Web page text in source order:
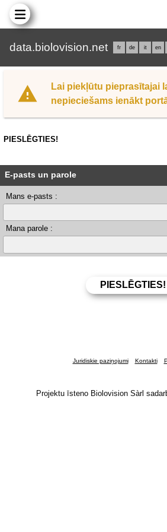
data.biolovision.net fr de it en
Lai piekļūtu pieprasītajai
nepieciešams ienākt
PIESLĒGTIES!
E-pasts un parole
Mans e-pasts :
Mana parole :
Juridiskie paziņojumi Kontakti
Projektu īsteno Biolovision Sàrl